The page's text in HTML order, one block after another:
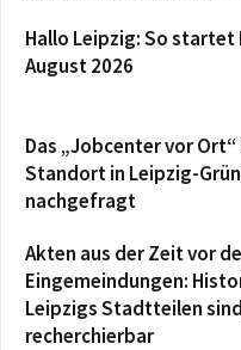
Hallo Leipzig: So
August 2026
Das „Jobcenter vor
Standort in Leipzig-
nachgefragt
Akten aus der Zeit vor
Eingemeindungen:
Leipzigs Stadtteilen
recherchierbar